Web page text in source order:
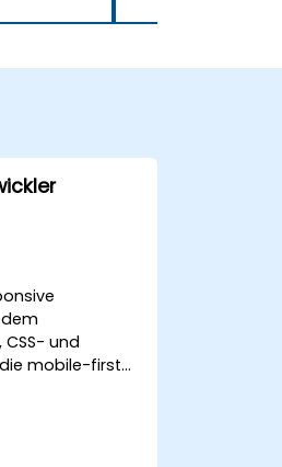
und
mobile-first-
Quellcode